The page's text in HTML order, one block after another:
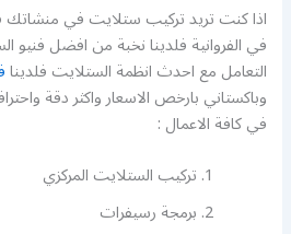
اذا كنت تريد تركيب ستلايت في منشاتك
في الفروانية فلدينا نخبة من افضل فنيو
التعامل مع احدث انظمة الستلايت فلدينا
وباكستاني بارخص الاسعار واكثر دقة
في كافة الاعمال :
تركيب الستلايت المركزي
برمجة رسيفرات